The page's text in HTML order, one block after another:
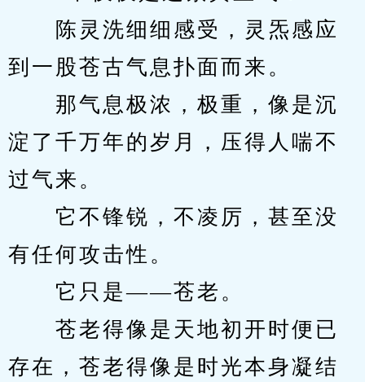
陈灵洗细细感受，灵炁感应
到一股苍古气息扑面而来。
那气息极浓，极重，像是沉
淀了千万年的岁月，压得人喘不
过气来。
它不锋锐，不凌厉，甚至没
有任何攻击性。
它只是——苍老。
苍老得像是天地初开时便已
存在，苍老得像是时光本身凝结